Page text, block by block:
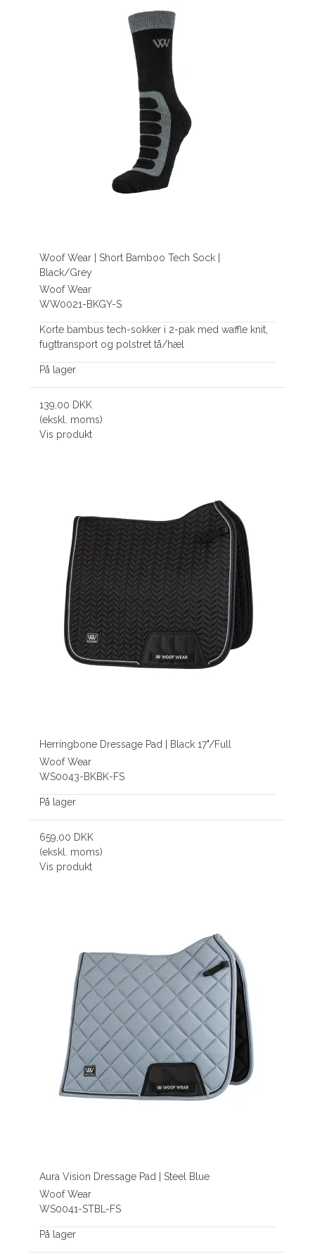
Woof Wear | Short Bamboo Tech Sock |
Black/Grey
Woof Wear
WW0021-BKGY-S
Korte bambus tech-sokker i 2-pak med waffle knit,
fugttransport og polstret tå/hæl
På lager
139,00 DKK
(ekskl. moms)
Vis produkt
Herringbone Dressage Pad | Black 17"/Full
Woof Wear
WS0043-BKBK-FS
På lager
659,00 DKK
(ekskl. moms)
Vis produkt
Aura Vision Dressage Pad | Steel Blue
Woof Wear
WS0041-STBL-FS
På lager